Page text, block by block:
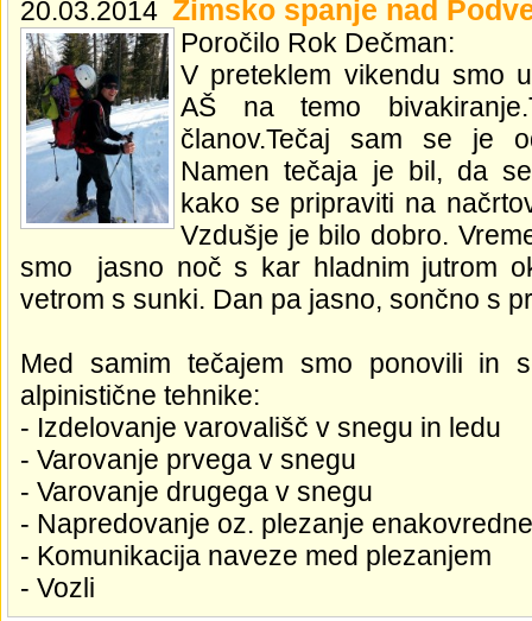
20.03.2014 Zimsko spanje nad
Poročilo Rok Dečman:
V preteklem vikendu smo
AŠ na temo
članov.Tečaj sam se je
Namen tečaja je bil, da
kako se pripraviti na
Vzdušje je bilo dobro.
smo jasno noč s kar hladnim jutrom
vetrom s sunki. Dan pa jasno, sončno s
Med samim tečajem smo ponovili in
alpinistične tehnike:
- Izdelovanje varovališč v snegu in ledu
- Varovanje prvega v snegu
- Varovanje drugega v snegu
- Napredovanje oz. plezanje
- Komunikacija naveze med plezanjem
- Vozli